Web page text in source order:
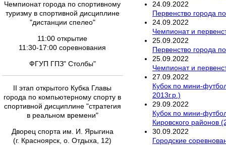
Чемпионат города по спортивному
туризму в спортивной дисциплине
"дистанции спелео"
11:00 открытие
11:30-17:00 соревнования
ФГУП ГПЗ" Столбы"
II этап открытого Кубка Главы
города по компьютерному спорту в
спортивной дисциплине "стратегия
в реальном времени"
Дворец спорта им. И. Ярыгина
(г. Красноярск, о. Отдыха, 12)
24 09 2022
Первенство города
24 09 2022
Чемпионат и
25 09 2022
Первенство города
25 09 2022
Чемпионат и
27 09 2022
Кубок по мини-
2013г.р.)
29 09 2022
Кубок по мини-
Кировского районов
30 09 2022
Городские